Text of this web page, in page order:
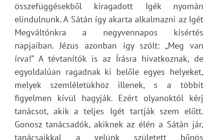
összefüggésekből kiragadott Igék nyomán
elindulnunk. A Sátán így akarta alkalmazni az Igét
Megváltónkra a negyvennapos kísértés
napjaiban. Jézus azonban így szólt: „Meg van
írva!” A tévtanítók is az Írásra hivatkoznak, de
egyoldalúan ragadnak ki belőle egyes helyeket,
melyek szemléletükhöz illenek, s a többit
figyelmen kívül hagyják. Ezért olyanoktól kérj
tanácsot, akik a teljes Igét tartják szem előtt.
Gonosz tanácsadók, akiknek az élén a Sátán jár,
tanácsaikkal a velünk született bűnös